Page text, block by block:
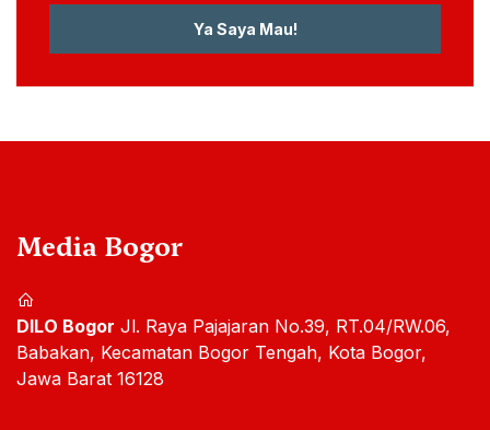
Ya Saya Mau!
Media Bogor
DILO Bogor Jl. Raya Pajajaran No.39, RT.04/RW.06,
Babakan, Kecamatan Bogor Tengah, Kota Bogor,
Jawa Barat 16128